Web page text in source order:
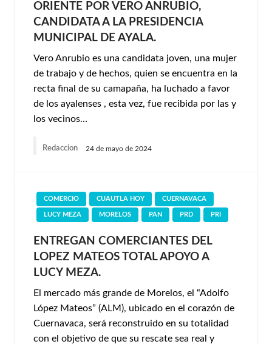
ORIENTE POR VERO ANRUBIO,
CANDIDATA A LA PRESIDENCIA
MUNICIPAL DE AYALA.
Vero Anrubio es una candidata joven, una mujer
de trabajo y de hechos, quien se encuentra en la
recta final de su camapaña, ha luchado a favor
de los ayalenses , esta vez, fue recibida por las y
los vecinos…
Redaccion 24 de mayo de 2024
COMERCIO CUAUTLA HOY CUERNAVACA
LUCY MEZA MORELOS PAN PRD PRI
ENTREGAN COMERCIANTES DEL
LOPEZ MATEOS TOTAL APOYO A
LUCY MEZA.
El mercado más grande de Morelos, el “Adolfo
López Mateos” (ALM), ubicado en el corazón de
Cuernavaca, será reconstruido en su totalidad
con el objetivo de que su rescate sea real y